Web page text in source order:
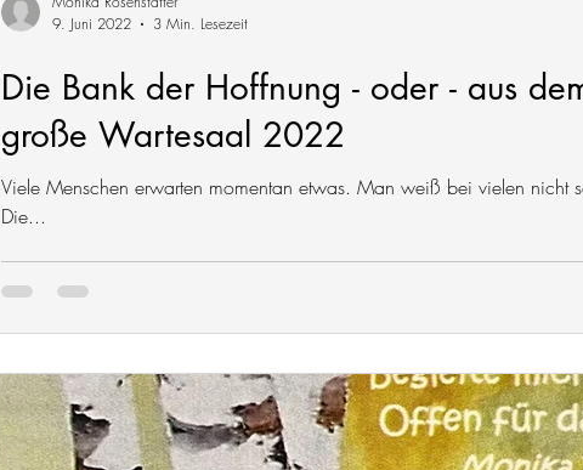
Die Bank der Hoffnung - oder - aus
große Wartesaal 2022
Viele Menschen erwarten momentan etwas. Man weiß bei vielen nicht
Die...
9. Juni 2022
3 Min. Lesezeit